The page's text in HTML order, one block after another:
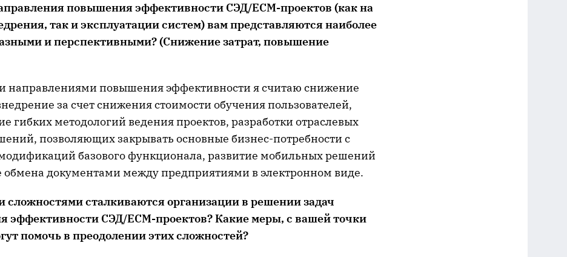
повышения эффективности СЭД/ECM-проектов (как на
так и эксплуатации систем) вам представляются наиболее
и перспективными? (Снижение затрат, повышение
направлениями повышения эффективности я считаю снижение
за счет снижения стоимости обучения пользователей,
гибких методологий ведения проектов, разработки отраслевых
позволяющих закрывать основные бизнес-потребности с
базового функционала, развитие мобильных решений
обмена документами между предприятиями в электронном виде.
сложностями сталкиваются организации в решении задач
эффективности СЭД/ECM-проектов? Какие меры, с вашей точки
помочь в преодолении этих сложностей?